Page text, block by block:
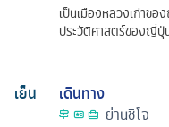
เป็นเมืองหลวงเก่าข
ประวัติศาสตร์ของญี่ปุ่
เย็น
เดินทาง
ย่านชิโจ